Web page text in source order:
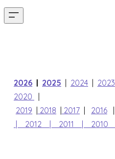
2026 | 2025 2024 2023
2020
2019
2018 2017 2016
| 2012
| 2011 | 2010